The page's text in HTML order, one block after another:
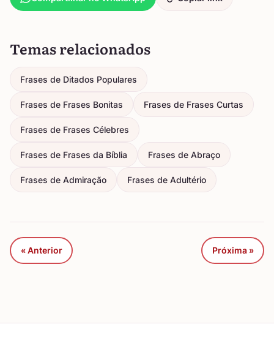
Temas relacionados
Frases de Ditados Populares
Frases de Frases Bonitas Frases de Frases Curtas
Frases de Frases Célebres
Frases de Frases da Bíblia Frases de Abraço
Frases de Admiração Frases de Adultério
« Anterior Próxima »